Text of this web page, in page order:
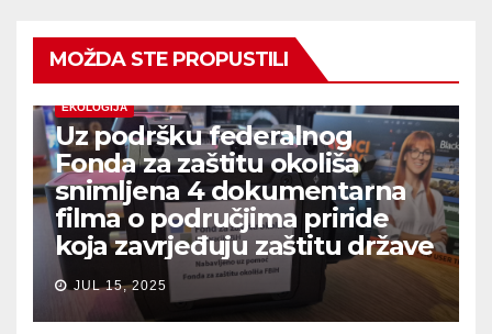
MOŽDA STE PROPUSTILI
EKOLOGIJA
Uz podršku federalnog
Fonda za zaštitu okoliša
snimljena 4 dokumentarna
filma o područjima priride
koja zavrjeđuju zaštitu države
JUL 15, 2025